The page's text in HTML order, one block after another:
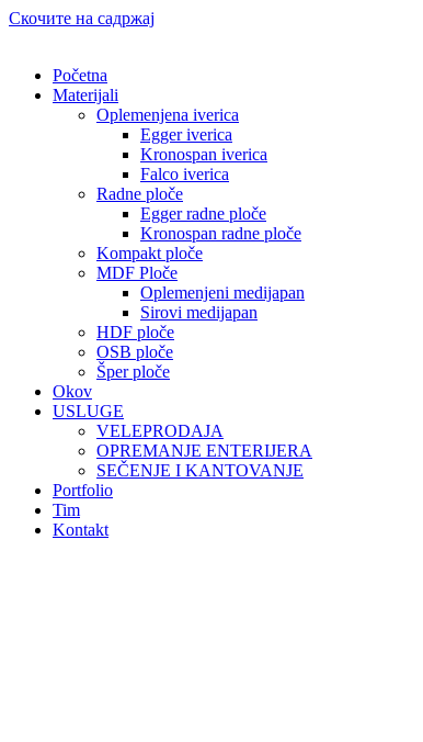
Скочите на садржај
Početna
Materijali
Oplemenjena iverica
Egger iverica
Kronospan iverica
Falco iverica
Radne ploče
Egger radne ploče
Kronospan radne ploče
Kompakt ploče
MDF Ploče
Oplemenjeni medijapan
Sirovi medijapan
HDF ploče
OSB ploče
Šper ploče
Okov
USLUGE
VELEPRODAJA
OPREMANJE ENTERIJERA
SEČENJE I KANTOVANJE
Portfolio
Tim
Kontakt